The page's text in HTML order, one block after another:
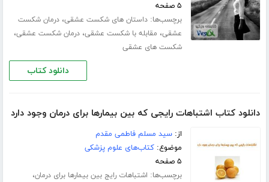
۵ صفحه
برچسب‌ها:داستان های شکست عشقی،درمان شکست
عشقی، مقابله با شکست عشقی،درمان شکست عشقی،
شکست های عشقی
دانلود کتاب
دانلود کتاب اشتباهات رایجی که بین بیمارها برای درمان وجود دارد
از:سید مسلم فاطمی مقدم
موضوع:کتاب‌های علوم پزشکی
۵ صفحه
برچسب‌ها: اشتباهات رایج بین بیمارها برای درمان،